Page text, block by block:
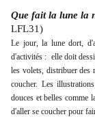
Que fait la lune la
LFL31)
Le jour, la lune dort,
d'activités : elle doit
les volets, distribuer des
coucher. Les
douces et belles comme
d'aller se coucher pour